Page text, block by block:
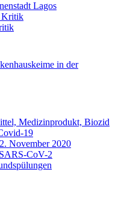
Lagos
in der
Medizinprodukt, Biozid
19
November 2020
CoV-2